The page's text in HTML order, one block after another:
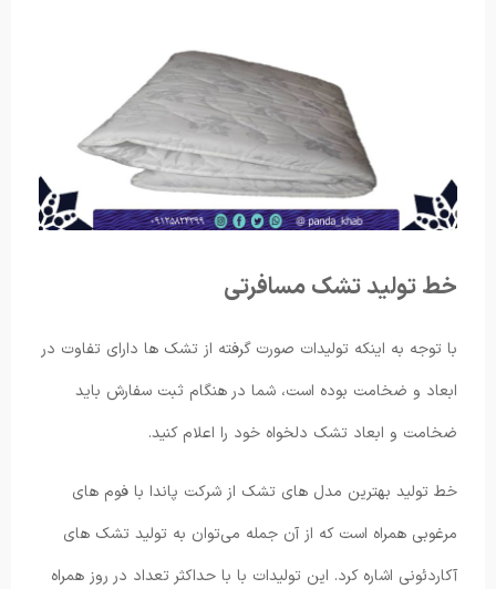
خط تولید تشک مسافرتی
با توجه به اینکه تولیدات صورت گرفته از تشک ها دارای تفاوت در
ابعاد و ضخامت بوده است، شما در هنگام ثبت سفارش باید
ضخامت و ابعاد تشک دلخواه خود را اعلام کنید.
خط تولید بهترین مدل های تشک از شرکت پاندا با فوم های
مرغوبی همراه است که از آن جمله می‌توان به تولید تشک های
آکاردئونی اشاره کرد. این تولیدات با با حداکثر تعداد در روز همراه